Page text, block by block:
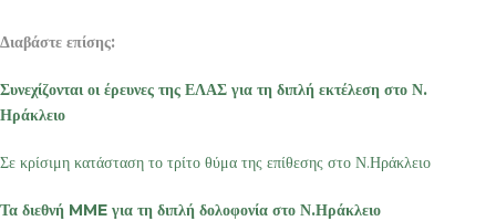
Διαβάστε επίσης:
Συνεχίζονται οι έρευνες της ΕΛΑΣ για τη διπλή εκτέλεση στο Ν.
Ηράκλειο
Σε κρίσιμη κατάσταση το τρίτο θύμα της επίθεσης στο Ν.Ηράκλειο
Τα διεθνή MME για τη διπλή δολοφονία στο Ν.Ηράκλειο